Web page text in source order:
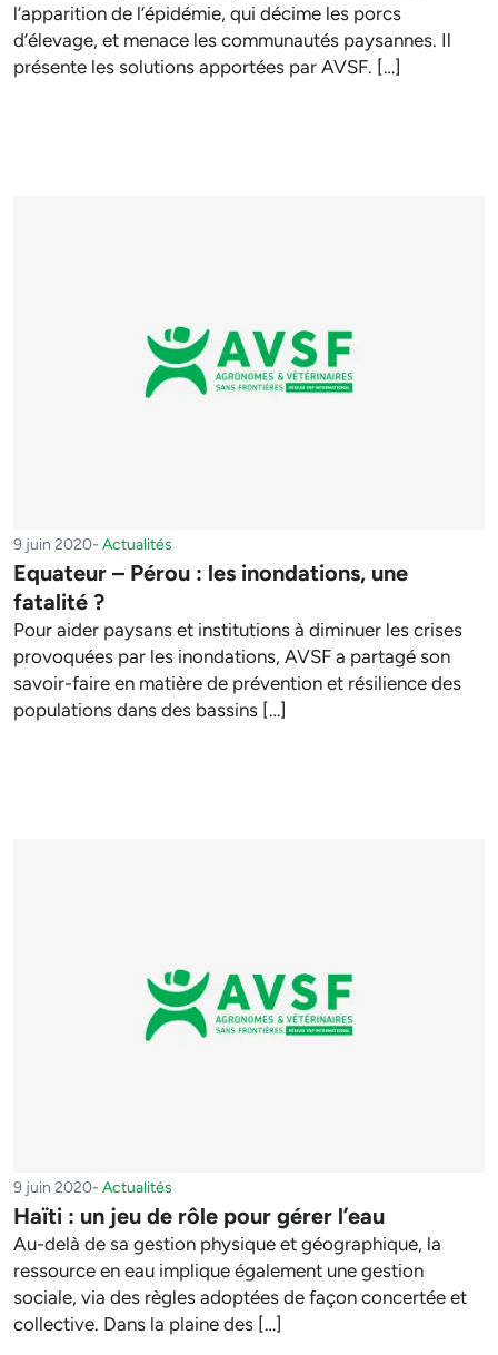
l’apparition de l’épidémie, qui décime les porcs
d’élevage, et menace les communautés paysannes. Il
présente les solutions apportées par AVSF. […]
9 juin 2020- Actualités
Equateur – Pérou : les inondations, une
fatalité ?
Pour aider paysans et institutions à diminuer les crises
provoquées par les inondations, AVSF a partagé son
savoir-faire en matière de prévention et résilience des
populations dans des bassins […]
9 juin 2020- Actualités
Haïti : un jeu de rôle pour gérer l’eau
Au-delà de sa gestion physique et géographique, la
ressource en eau implique également une gestion
sociale, via des règles adoptées de façon concertée et
collective. Dans la plaine des […]